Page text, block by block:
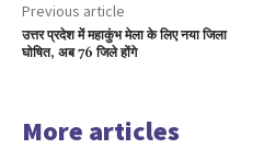
Previous article
उत्तर प्रदेश में महाकुंभ मेला के लिए नया जिला
घोषित, अब 76 जिले होंगे
More articles